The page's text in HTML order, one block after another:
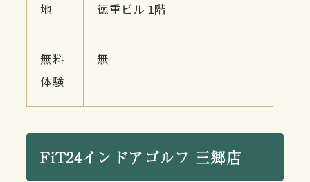
地 徳重ビル 1階
無料
体験
無
FiT24インドアゴルフ 三郷店